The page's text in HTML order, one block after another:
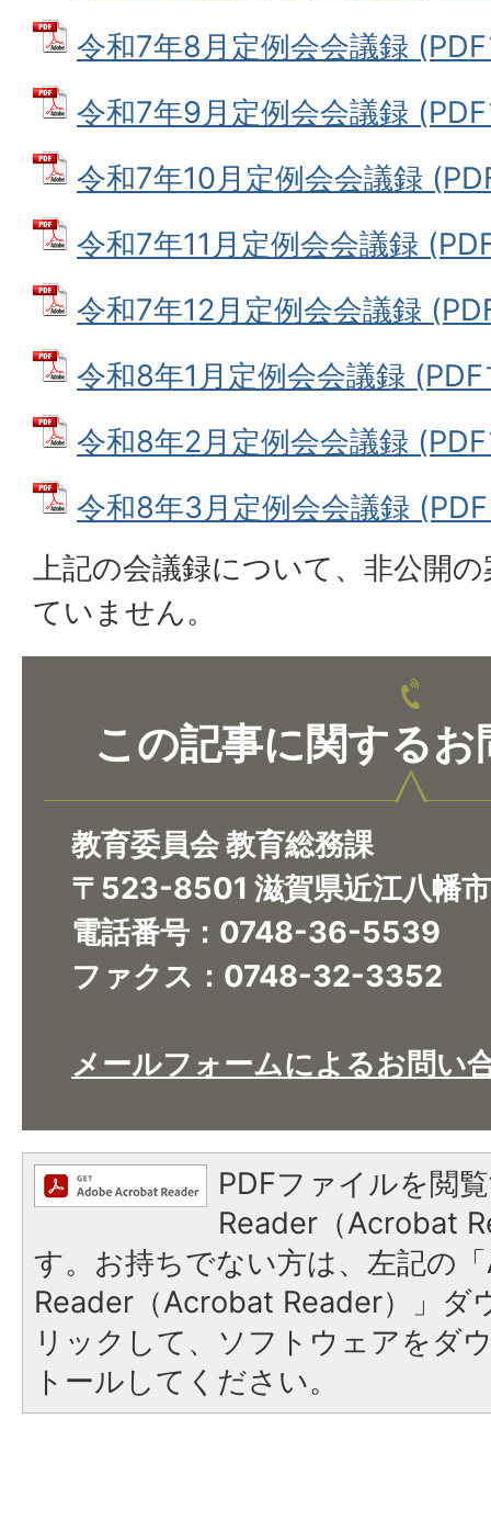
令和7年8月定例会会議録
令和7年9月定例会会議録
令和7年10月定例会会議録
令和7年11月定例会会議録
令和7年12月定例会会議録
令和8年1月定例会会議録
令和8年2月定例会会議録
令和8年3月定例会会議録
上記の会議録について、非公開
ていません。
この記事に関するお
教育委員会 教育総務課
〒523-8501 滋賀県近江八幡
電話番号：0748-36-5539
ファクス：0748-32-3352
メールフォームによるお問い
PDFファイルを閲
Reader（Acrobat
す。お持ちでない方は、左記の
Reader（Acrobat Reader）」ダ
リックして、ソフトウェアをダ
トールしてください。